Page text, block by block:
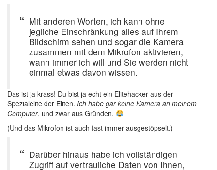
Mit anderen Worten, ich kann ohne
jegliche Einschränkung alles auf Ihrem
Bildschirm sehen und sogar die Kamera
zusammen mit dem Mikrofon aktivieren,
wann immer ich will und Sie werden nicht
einmal etwas davon wissen.
Das ist ja krass! Du bist ja echt ein Elitehacker aus der
Spezialelite der Eliten. Ich habe gar keine Kamera an meinem
Computer, und zwar aus Gründen.
(Und das Mikrofon ist auch fast immer ausgestöpselt.)
Darüber hinaus habe ich vollständigen
Zugriff auf vertrauliche Daten von Ihnen,